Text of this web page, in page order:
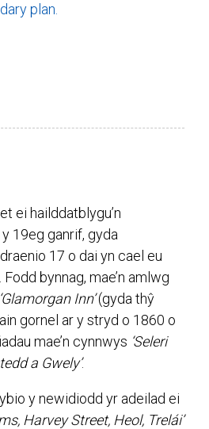
plan.
ei hailddatblygu’n
19eg ganrif, gyda
17 o dai yn cael eu
bynnag, mae’n amlwg
‘Glamorgan Inn’(gyda thŷ
gornel ar y stryd o 1860 o
mae’n cynnwys ‘Seleri
a Gwely’.
y newidiodd yr adeilad ei
Harvey Street, Heol, Trelái’